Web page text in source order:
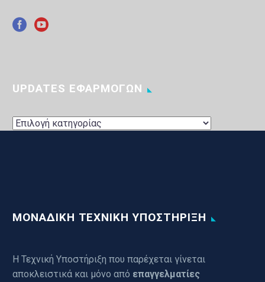
UPDATES ΕΦΑΡΜΟΓΩΝ
UPDATES
ΜΟΝΑΔΙΚΗ ΤΕΧΝΙΚΗ ΥΠΟΣΤΗΡΙΞΗ
Η Τεχνική Υποστήριξη που παρέχεται γίνεται
αποκλειστικά και μόνο από επαγγελματίες